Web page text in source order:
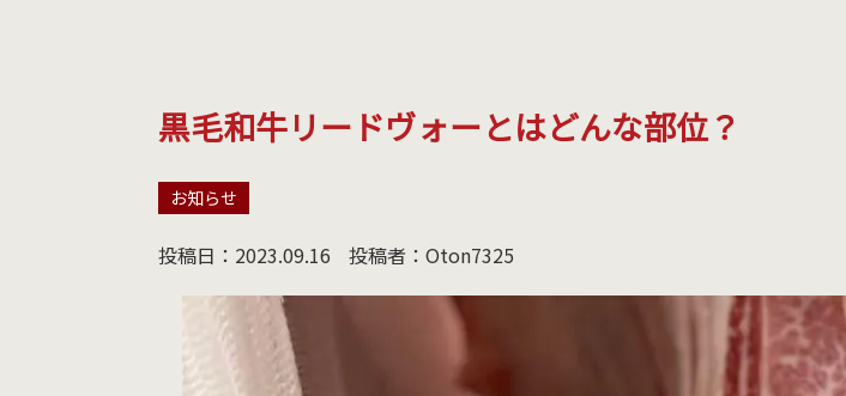
黒毛和牛リードヴォーとはどんな部位？
お知らせ
投稿日：2023.09.16 投稿者：Oton7325